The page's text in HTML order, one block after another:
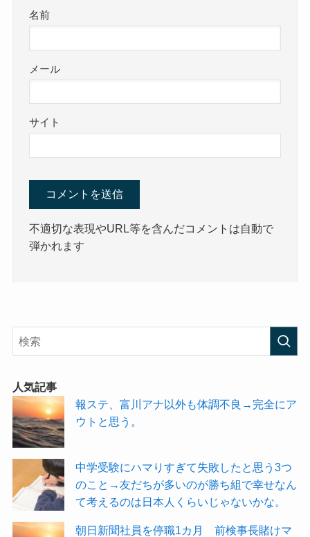
名前
メール
サイト
不適切な表現やURL等を含んだコメントは自動で
弾かれます
人気記事
報ステ、富川アナ以外も体調不良→完全にア
ウトと思う。
中学受験にハマりすぎて失敗したと思う3つ
のこと→友だちが多いのが勝ち組で幸せなん
て考えるのは日本人くらいじゃないかな。
朝日新聞社員を停職1カ月 前検事長賭けマ